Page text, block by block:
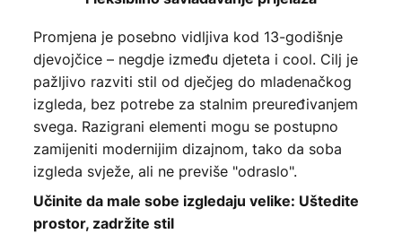
Promjena je posebno vidljiva kod 13-godišnje
djevojčice – negdje između djeteta i cool. Cilj je
pažljivo razviti stil od dječjeg do mladenačkog
izgleda, bez potrebe za stalnim preuređivanjem
svega. Razigrani elementi mogu se postupno
zamijeniti modernijim dizajnom, tako da soba
izgleda svježe, ali ne previše "odraslo".
Učinite da male sobe izgledaju velike: Uštedite
prostor, zadržite stil